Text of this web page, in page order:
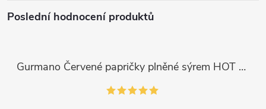
Poslední hodnocení produktů
Gurmano Červené papričky plněné sýrem HOT palivé, 290g